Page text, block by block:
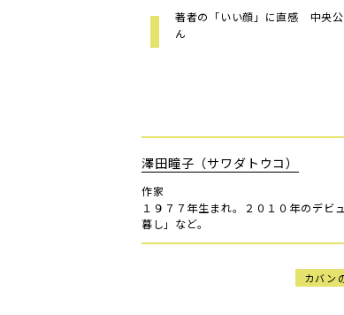
著者の「いい顔」に直感 中央
ん
澤田瞳子（サワダトウコ）
作家
１９７７年生まれ。２０１０年のデビ
暮し」など。
カバン